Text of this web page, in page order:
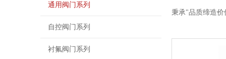
秉承"品质缔造
通用阀门系列
自控阀门系列
衬氟阀门系列